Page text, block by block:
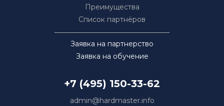
Преимущества
Список партнёров
Заявка на партнерство
Заявка на обучение
+7 (495) 150-33-62
admin@hardmaster.info